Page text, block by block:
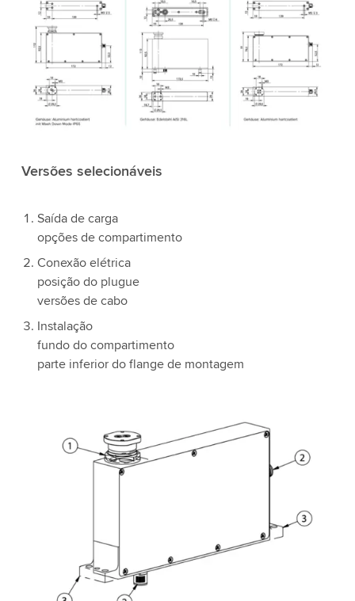
Versões selecionáveis
Saída de carga
opções de compartimento
Conexão elétrica
posição do plugue
versões de cabo
Instalação
fundo do compartimento
parte inferior do flange de montagem